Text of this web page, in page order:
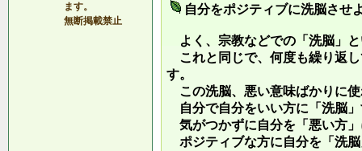
ます。
無断掲載禁止
自分をポジティブに洗脳させ
よく、宗教などでの「洗脳」
これと同じで、何度も繰り返
す。
この洗脳、悪い意味ばかりに
自分で自分をいい方に「洗脳
気がつかずに自分を「悪い方
ポジティブな方に自分を「洗